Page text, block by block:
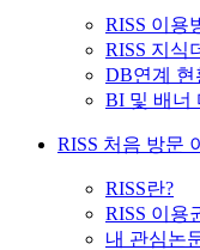
RISS 이용
RISS 지식
DB연계 현
BI 및 배너
RISS 처음 방문
RISS란?
RISS 이용
내 관심논